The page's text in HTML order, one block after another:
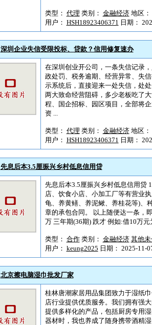
类型： 代理 类别： 金融经济地区：
用户： HSH18923406371 日期：
深圳企业失信受限投标、贷款？信用修复速办
在深圳创业开公司，一条失信记录
政处罚、税务逾期、经营异常、失
示系统后，直接迎来一处失信，处
两大致命经营阻碍，多少老板吃了
程、国企招标、园区项目，全部将
资 ...
类型： 代理 类别： 金融经济地区：
用户： HSH18923406371 日期：
先息后本3.5厘振兴乡村低息信用贷
先息后本3.5厘振兴乡村低息信用贷
店、饮食小店、小加工厂等有营业
龟、养黄鳝、养泥鳅、养桂花等)、
章的承包合同。 以上随便达一条，
万 三年期(36期) 跌才 例如:借10万元
类型： 合作类别： 金融经济 其他
用户： keung2025 日期： 2025-11-
北京擦电脑湿巾批发厂家
桂林唐潮家居用品集团致力于湿纸
店行业提供优质服务。我们拥有强
提供多样化的产品，包括厨房专用
器材时，我也养成了随身携带酒精